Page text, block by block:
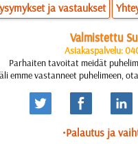
ja vastaukset
Valmistettu
Asiakaspalvelu:
Parhaiten tavoitat meidät
emme vastanneet puhelimeen,
•Palautus ja